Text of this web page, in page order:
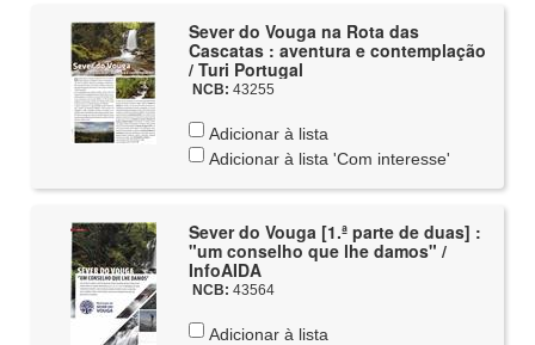
Sever do Vouga na Rota das
Cascatas : aventura e contemplação
/ Turi Portugal
NCB: 43255
Adicionar à lista
Adicionar à lista 'Com interesse'
Sever do Vouga [1.ª parte de duas] :
"um conselho que lhe damos" /
InfoAIDA
NCB: 43564
Adicionar à lista